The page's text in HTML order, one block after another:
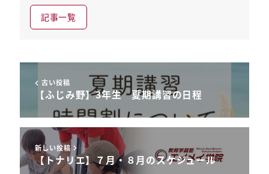
記事一覧
古い投稿
【ふじみ野】3年生 夏期講習の日程
新しい投稿
【トナリエ】７月・８月のスケジュール